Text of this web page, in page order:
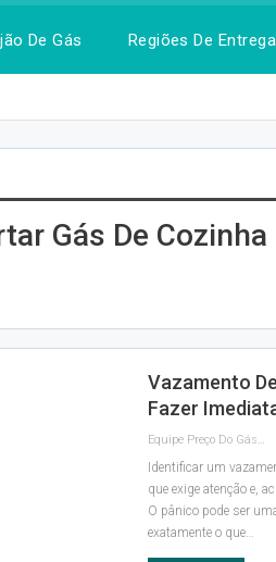
De Gás Regiões De Entrega
Gás De Cozinha
Vazamento
Fazer
Identificar um
que exige atenção e,
O pânico pode ser
exatamente o que